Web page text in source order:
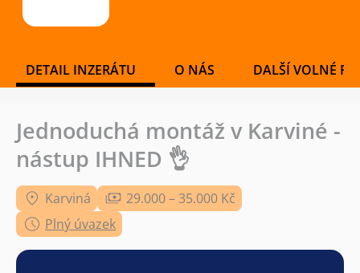
DETAIL INZERÁTU O NÁS DALŠÍ VOLNÉ
Jednoduchá montáž v Karviné -
nástup IHNED 👌
Karviná
29.000 – 35.000 Kč
Plný úvazek